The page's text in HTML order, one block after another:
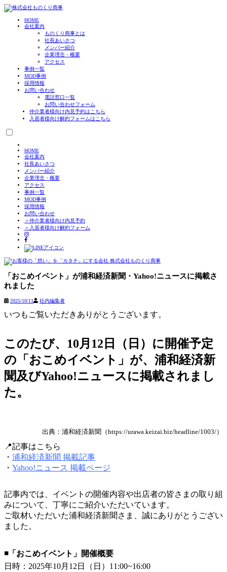
HOME
会社案内
ものくり商事とは
社長あいさつ
メンバー紹介
企業理念・概要
アクセス
事例一覧
MOD事例
採用情報
お問い合わせ
電話窓口一覧
お問い合わせフォーム
仲介業者様向け内見予約はこちら
入居者様向け解約フォームはこちら
HOME
会社案内
社長あいさつ
メンバー紹介
企業理念・概要
アクセス
事例一覧
MOD事例
採用情報
お問い合わせ
＞仲介業者様向け内見予約
＞入居者様向け解約フォーム
content
「おこめイベント」が浦和経済新聞・Yahoo!ニュースに掲載さ
れました
2025/10/11 社内編集者
いつもご覧いただきありがとうございます。
このたび、10月12日（日）に開催予定
の「おこめイベント」が、浦和経済新
聞及びYahoo!ニュースに掲載されまし
た。
出典：浦和経済新聞（https://urawa.keizai.biz/headline/1003/）
📍記事はこちら
・ 浦和経済新聞 掲載記事
・ Yahoo!ニュース 掲載ページ
記事内では、イベントの開催内容や出店者の皆さまの取り組
みについて、丁寧にご紹介いただいています。
ご取材いただいた浦和経済新聞さま、誠にありがとうござい
ました。
◾️「おこめイベント」開催概要
日時：2025年10月12日（日）11:00~16:00